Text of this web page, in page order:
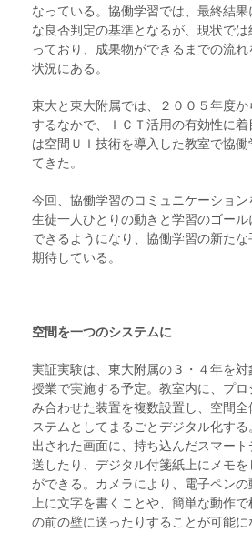
なっている。協働学習では、最終結
な良否判定の基準となるが、現状で
っており、成果物ができるまでの流
状況にある。
東大と東大附属では、２００５年度
するなかで、ＩＣＴ活用の有効性に
は空間ＵＩ技術を導入した教室で協
てきた。
今回、協働学習のコミュニケーション
生徒一人ひとりの動きと学習のゴー
できるようになり、協働学習の新た
期待している。
空間を一つのシステムに
実証実験は、東大附属の３・４年を対
授業で実施する予定。教室内に、プ
み合わせた装置を複数設置し、空間
ステムとしてまるごとデジタル化す
出された画面に、持ち込んだスマー
送したり、デジタル付箋紙上にメモ
ができる。カメラにより、電子ペン
上に文字を書くことや、簡単な動作
の前の壁に送ったりすることが可能に